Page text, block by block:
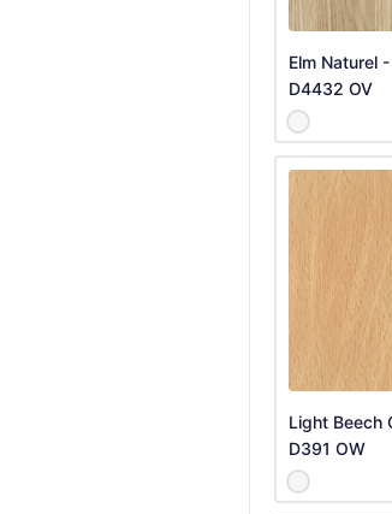
Elm Naturel -
D4432 OV
Light Beech
D391 OW